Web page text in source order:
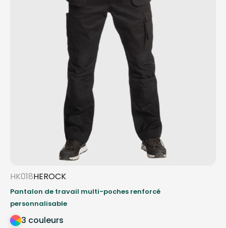
HK018HEROCK
Pantalon de travail multi-poches renforcé
personnalisable
3 couleurs